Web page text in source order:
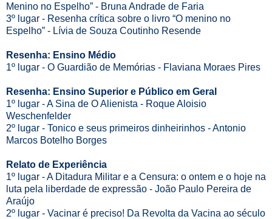
Menino no Espelho” - Bruna Andrade de Faria
3º lugar - Resenha crítica sobre o livro “O menino no
Espelho” - Lívia de Souza Coutinho Resende
Resenha: Ensino Médio
1º lugar - O Guardião de Memórias - Flaviana Moraes Pires
Resenha: Ensino Superior e Público em Geral
1º lugar - A Sina de O Alienista - Roque Aloisio
Weschenfelder
2º lugar - Tonico e seus primeiros dinheirinhos - Antonio
Marcos Botelho Borges
Relato de Experiência
1º lugar - A Ditadura Militar e a Censura: o ontem e o hoje na
luta pela liberdade de expressão - João Paulo Pereira de
Araújo
2º lugar - Vacinar é preciso! Da Revolta da Vacina ao século